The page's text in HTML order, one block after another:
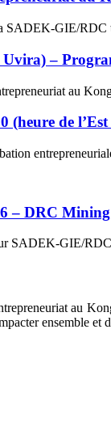
SADEK-GIE/RDC
Uvira) –
au
(heure de
– DRC
SADEK-GIE/
au
ensemble et